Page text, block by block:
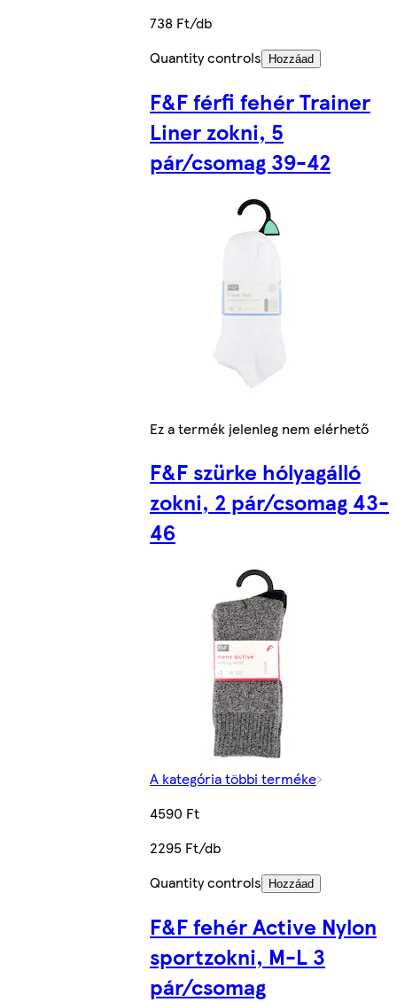
738 Ft/db
Quantity controls
Hozzáad
F&F férfi fehér Trainer
Liner zokni, 5
pár/csomag 39-42
Ez a termék jelenleg nem elérhető
F&F szürke hólyagálló
zokni, 2 pár/csomag 43-
46
A kategória többi terméke
4590 Ft
2295 Ft/db
Quantity controls
Hozzáad
F&F fehér Active Nylon
sportzokni, M-L 3
pár/csomag